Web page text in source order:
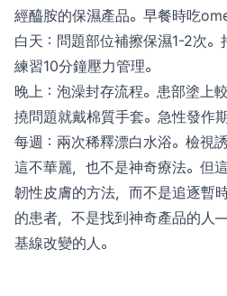
經醯胺的保濕產品。早餐時吃
白天：問題部位補擦保濕1-2次。
練習10分鐘壓力管理。
晚上：泡澡封存流程。患部塗上
撓問題就戴棉質手套。急性發作
每週：兩次稀釋漂白水浴。檢視
這不華麗，也不是神奇療法。但
韌性皮膚的方法，而不是追逐暫
的患者，不是找到神奇產品的
基線改變的人。